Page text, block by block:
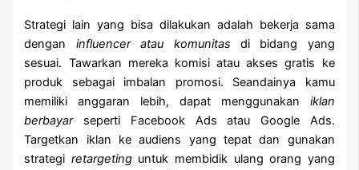
Strategi lain yang bisa dilakukan adalah bekerja sama
dengan influencer atau komunitas di bidang yang
sesuai. Tawarkan mereka komisi atau akses gratis ke
produk sebagai imbalan promosi. Seandainya kamu
memiliki anggaran lebih, dapat menggunakan iklan
berbayarseperti Facebook Ads atau Google Ads.
Targetkan iklan ke audiens yang tepat dan gunakan
strategi retargetinguntuk membidik ulang orang yang